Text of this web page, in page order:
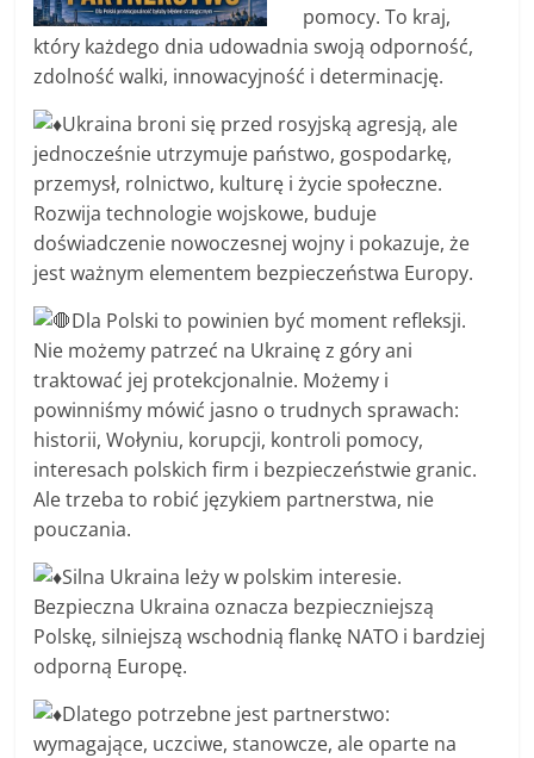
pomocy. To kraj,
który każdego dnia udowadnia swoją odporność,
zdolność walki, innowacyjność i determinację.
Ukraina broni się przed rosyjską agresją, ale
jednocześnie utrzymuje państwo, gospodarkę,
przemysł, rolnictwo, kulturę i życie społeczne.
Rozwija technologie wojskowe, buduje
doświadczenie nowoczesnej wojny i pokazuje, że
jest ważnym elementem bezpieczeństwa Europy.
Dla Polski to powinien być moment refleksji.
Nie możemy patrzeć na Ukrainę z góry ani
traktować jej protekcjonalnie. Możemy i
powinniśmy mówić jasno o trudnych sprawach:
historii, Wołyniu, korupcji, kontroli pomocy,
interesach polskich firm i bezpieczeństwie granic.
Ale trzeba to robić językiem partnerstwa, nie
pouczania.
Silna Ukraina leży w polskim interesie.
Bezpieczna Ukraina oznacza bezpieczniejszą
Polskę, silniejszą wschodnią flankę NATO i bardziej
odporną Europę.
Dlatego potrzebne jest partnerstwo:
wymagające, uczciwe, stanowcze, ale oparte na